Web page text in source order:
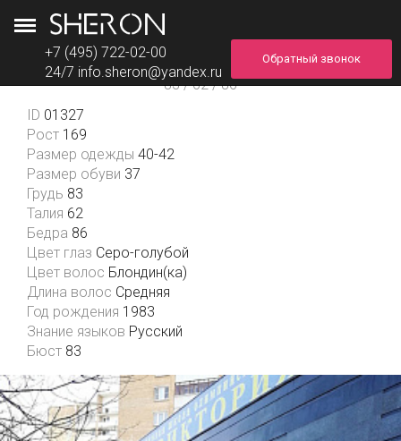
Обратный звонок
+7 (495) 722-02-00
24/7 info.sheron@yandex.ru
Анастасия
83 / 62 / 86
ID 01327
Рост 169
Размер одежды 40-42
Размер обуви 37
Грудь 83
Талия 62
Бедра 86
Цвет глаз Серо-голубой
Цвет волос Блондин(ка)
Длина волос Средняя
Год рождения 1983
Знание языков Русский
Бюст 83